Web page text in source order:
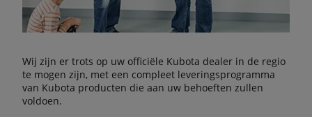
Wij zijn er trots op uw officiële Kubota dealer in de regio
te mogen zijn, met een compleet leveringsprogramma
van Kubota producten die aan uw behoeften zullen
voldoen.